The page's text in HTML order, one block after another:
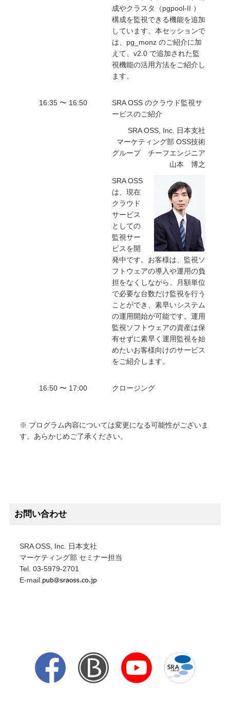
成やクラスタ（pgpool-II ）
構成を監視できる機能を追加
しています。本セッションで
は、pg_monz のご紹介に加
えて、v2.0 で追加された監
視機能の活用方法をご紹介し
ます。
16:35 〜 16:50
SRA OSS のクラウド監視サ
ービスのご紹介
SRA OSS, Inc. 日本支社
マーケティング部 OSS技術
グループ チーフエンジニア
山本 博之
SRA OSS
は、現在
クラウド
サービス
としての
監視サー
ビスを開
発中です。お客様は、監視ソ
フトウェアの導入や運用の負
担をなくしながら、月額単位
で必要な台数だけ監視を行う
ことができ、素早いシステム
の運用開始が可能です。運用
監視ソフトウェアの資産は保
有せずに素早く運用監視を始
めたいお客様向けのサービス
をご紹介します。
16:50 〜 17:00 クロージング
※ プログラム内容については変更になる可能性がございま
す。あらかじめご了承ください。
お問い合わせ
SRA OSS, Inc. 日本支社
マーケティング部 セミナー担当
Tel. 03-5979-2701
E-mail.